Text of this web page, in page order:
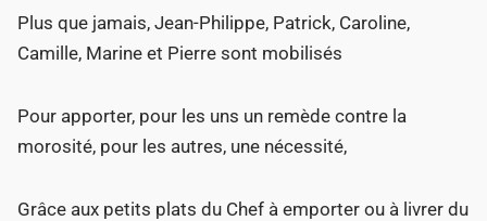
Plus que jamais, Jean-Philippe, Patrick, Caroline,
Camille, Marine et Pierre sont mobilisés
Pour apporter, pour les uns un remède contre la
morosité, pour les autres, une nécessité,
Grâce aux petits plats du Chef à emporter ou à livrer du